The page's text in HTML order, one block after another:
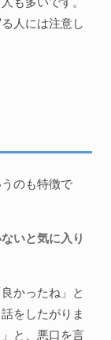
人には注意し
うのも特徴で
いと気に入り
かったね」と
をしたがりま
と、悪口を言